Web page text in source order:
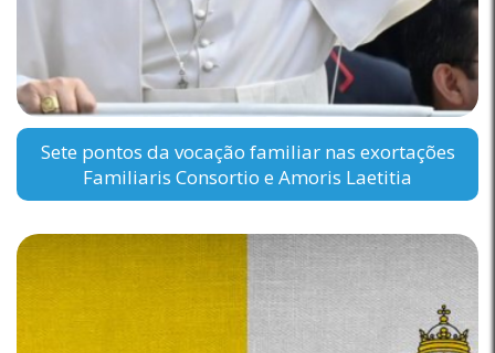
Sete pontos da vocação familiar nas exortações
Familiaris Consortio e Amoris Laetitia